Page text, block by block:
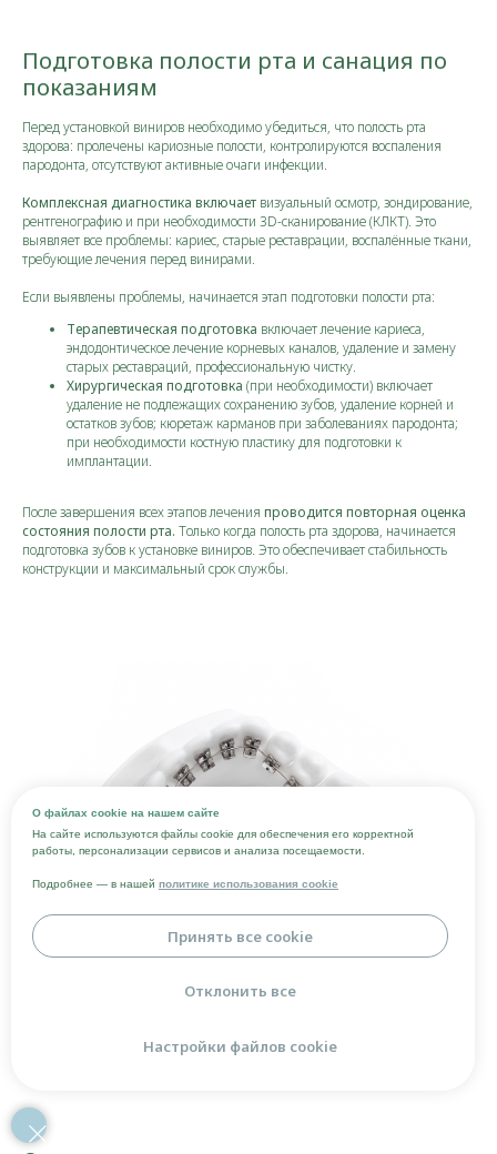
Подготовка полости рта и санация по
показаниям
Перед установкой виниров необходимо убедиться, что полость рта
здорова: пролечены кариозные полости, контролируются воспаления
пародонта, отсутствуют активные очаги инфекции.
Комплексная диагностика включает визуальный осмотр, зондирование,
рентгенографию и при необходимости 3D-сканирование (КЛКТ). Это
выявляет все проблемы: кариес, старые реставрации, воспалённые ткани,
требующие лечения перед винирами.
Если выявлены проблемы, начинается этап подготовки полости рта:
Терапевтическая подготовка включает лечение кариеса,
эндодонтическое лечение корневых каналов, удаление и замену
старых реставраций, профессиональную чистку.
Хирургическая подготовка (при необходимости) включает
удаление не подлежащих сохранению зубов, удаление корней и
остатков зубов; кюретаж карманов при заболеваниях пародонта;
при необходимости костную пластику для подготовки к
имплантации.
После завершения всех этапов лечения проводится повторная оценка
состояния полости рта. Только когда полость рта здорова, начинается
подготовка зубов к установке виниров. Это обеспечивает стабильность
конструкции и максимальный срок службы.
О файлах cookie на нашем сайте
На сайте используются файлы cookie для обеспечения его корректной
работы, персонализации сервисов и анализа посещаемости.
Подробнее — в нашей политике использования cookie
Принять все cookie
Отклонить все
Настройки файлов cookie